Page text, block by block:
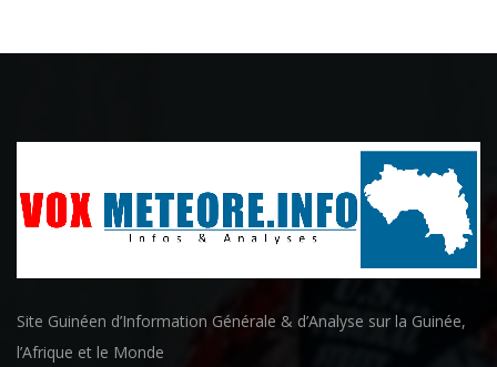
Site Guinéen d’Information Générale & d’Analyse sur la Guinée,
l’Afrique et le Monde